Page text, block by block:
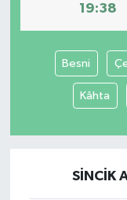
19:38
Besni
Kâhta
SINCIK